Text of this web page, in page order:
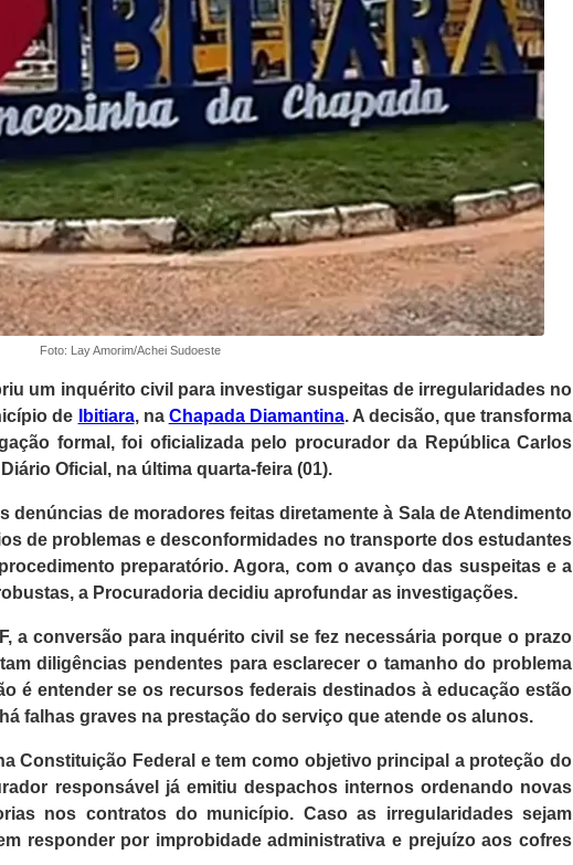
Foto: Lay Amorim/Achei Sudoeste
um inquérito civil para investigar suspeitas de irregularidades no
de
Ibitiara, na Chapada Diamantina. A decisão, que transforma
formal, foi oficializada pelo procurador da República Carlos
Oficial, na última quarta-feira (01).
denúncias de moradores feitas diretamente à Sala de Atendimento
de problemas e desconformidades no transporte dos estudantes
preparatório. Agora, com o avanço das suspeitas e a
a Procuradoria decidiu aprofundar as investigações.
a conversão para inquérito civil se fez necessária porque o prazo
diligências pendentes para esclarecer o tamanho do problema
é entender se os recursos federais destinados à educação estão
falhas graves na prestação do serviço que atende os alunos.
Constituição Federal e tem como objetivo principal a proteção do
responsável já emitiu despachos internos ordenando novas
nos contratos do município. Caso as irregularidades sejam
responder por improbidade administrativa e prejuízo aos cofres